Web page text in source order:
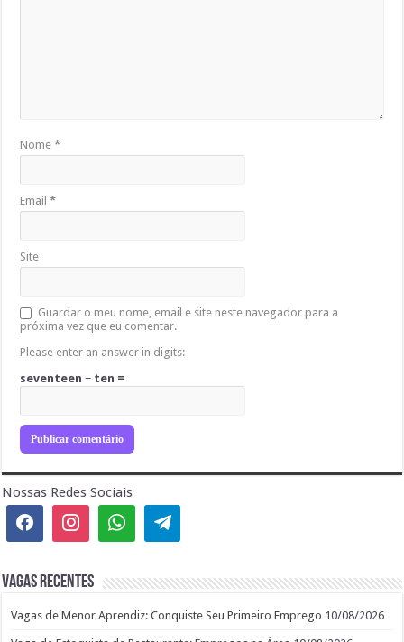
Nome*
Email*
Site
Guardar o meu nome, email e site neste navegador para a
próxima vez que eu comentar.
Please enter an answer in digits:
seventeen − ten =
Nossas Redes Sociais
Vagas recentes
Vagas de Menor Aprendiz: Conquiste Seu Primeiro Emprego 10/08/2026